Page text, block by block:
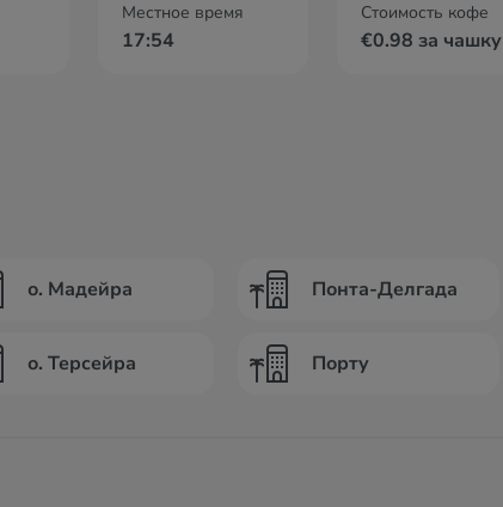
Местное время
17:54
Стоимость кофе
€0.98 за чашку
о. Мадейра
о. Терсейра
Понта-Делгада
Порту